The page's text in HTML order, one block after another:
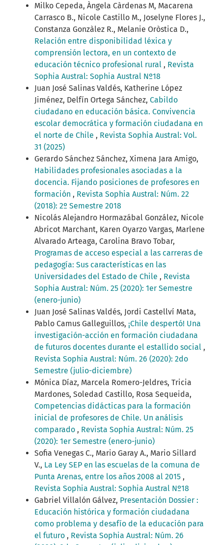
Milko Cepeda, Àngela Càrdenas M, Macarena
Carrasco B., Nicole Castillo M., Joselyne Flores J.,
Constanza Gonzàlez R., Melanie Oròstica D.,
Relación entre disponibilidad léxica y
comprensión lectora, en un contexto de
educación técnico profesional rural , Revista
Sophia Austral: Sophia Austral Nº18
Juan José Salinas Valdés, Katherine López
Jiménez, Delfín Ortega Sánchez, Cabildo
ciudadano en educación básica. Convivencia
escolar democrática y formación ciudadana en
el norte de Chile , Revista Sophia Austral: Vol.
31 (2025)
Gerardo Sánchez Sánchez, Ximena Jara Amigo,
Habilidades profesionales asociadas a la
docencia. Fijando posiciones de profesores en
formación , Revista Sophia Austral: Núm. 22
(2018): 2º Semestre 2018
Nicolás Alejandro Hormazábal González, Nicole
Abricot Marchant, Karen Oyarzo Vargas, Marlene
Alvarado Arteaga, Carolina Bravo Tobar,
Programas de acceso especial a las carreras de
pedagogía: Sus características en las
Universidades del Estado de Chile , Revista
Sophia Austral: Núm. 25 (2020): 1er Semestre
(enero-junio)
Juan José Salinas Valdés, Jordi Castellví Mata,
Pablo Camus Galleguillos, ¡Chile despertó! Una
investigación-acción en formación ciudadana
de futuros docentes durante el estallido social ,
Revista Sophia Austral: Núm. 26 (2020): 2do
Semestre (julio-diciembre)
Mónica Díaz, Marcela Romero-Jeldres, Tricia
Mardones, Soledad Castillo, Rosa Sequeida,
Competencias didácticas para la formación
inicial de profesores de Chile. Un análisis
comparado , Revista Sophia Austral: Núm. 25
(2020): 1er Semestre (enero-junio)
Sofia Venegas C., Mario Garay A., Mario Sillard
V., La Ley SEP en las escuelas de la comuna de
Punta Arenas, entre los años 2008 al 2015 ,
Revista Sophia Austral: Sophia Austral Nº18
Gabriel Villalón Gálvez, Presentación Dossier :
Educación histórica y formación ciudadana
como problema y desafío de la educación para
el futuro , Revista Sophia Austral: Núm. 26